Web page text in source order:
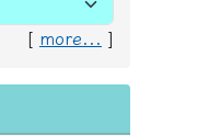
[ more... ]